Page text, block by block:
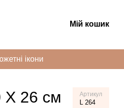
Мій кошик
ікони
Х 26 см Артикул
L 264